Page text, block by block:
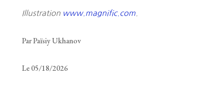
Illustration www.magnific.com.
Par Païsiy Ukhanov
Le 05/18/2026